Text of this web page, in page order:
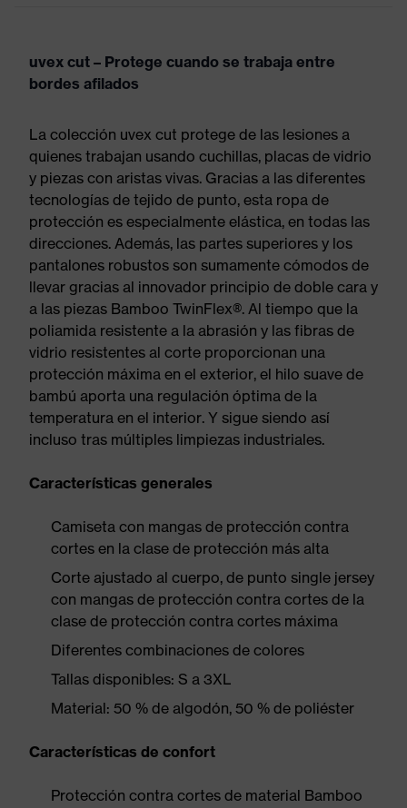
uvex cut – Protege cuando se trabaja entre
bordes afilados
La colección uvex cut protege de las lesiones a
quienes trabajan usando cuchillas, placas de vidrio
y piezas con aristas vivas. Gracias a las diferentes
tecnologías de tejido de punto, esta ropa de
protección es especialmente elástica, en todas las
direcciones. Además, las partes superiores y los
pantalones robustos son sumamente cómodos de
llevar gracias al innovador principio de doble cara y
a las piezas Bamboo TwinFlex®. Al tiempo que la
poliamida resistente a la abrasión y las fibras de
vidrio resistentes al corte proporcionan una
protección máxima en el exterior, el hilo suave de
bambú aporta una regulación óptima de la
temperatura en el interior. Y sigue siendo así
incluso tras múltiples limpiezas industriales.
Características generales
Camiseta con mangas de protección contra
cortes en la clase de protección más alta
Corte ajustado al cuerpo, de punto single jersey
con mangas de protección contra cortes de la
clase de protección contra cortes máxima
Diferentes combinaciones de colores
Tallas disponibles: S a 3XL
Material: 50 % de algodón, 50 % de poliéster
Características de confort
Protección contra cortes de material Bamboo